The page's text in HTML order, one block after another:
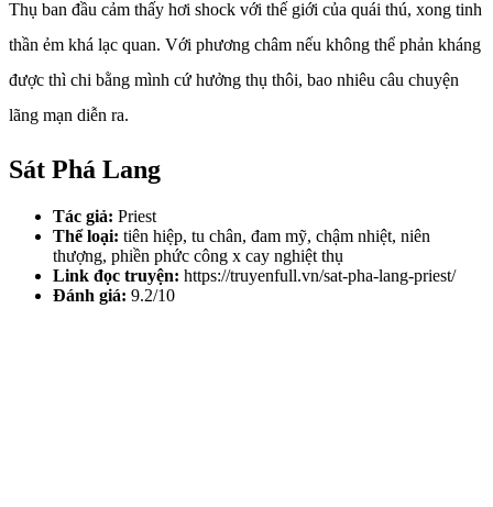
Thụ ban đầu cảm thấy hơi shock với thế giới của quái thú, xong tinh
thần ẻm khá lạc quan. Với phương châm nếu không thể phản kháng
được thì chi bằng mình cứ hưởng thụ thôi, bao nhiêu câu chuyện
lãng mạn diễn ra.
Sát Phá Lang
Tác giả: Priest
Thể loại: tiên hiệp, tu chân, đam mỹ, chậm nhiệt, niên
thượng, phiền phức công x cay nghiệt thụ
Link đọc truyện: https://truyenfull.vn/sat-pha-lang-priest/
Đánh giá: 9.2/10